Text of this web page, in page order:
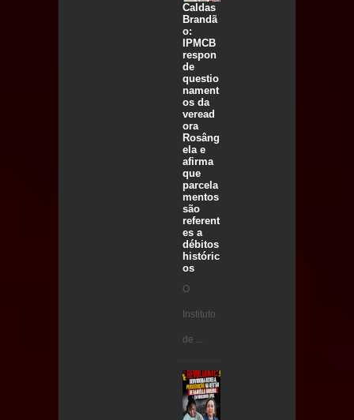
Caldas
Brandã
o:
IPMCB
respon
de
questio
nament
os da
veread
ora
Rosâng
ela e
afirma
que
parcela
mentos
são
referent
es a
débitos
históric
os
O
Instituto
de ...